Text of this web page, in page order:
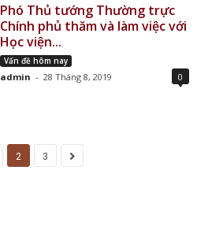
Phó Thủ tướng Thường trực
Chính phủ thăm và làm việc với
Học viện...
Vấn đề hôm nay
admin - 28 Tháng 8, 2019 0
2 3